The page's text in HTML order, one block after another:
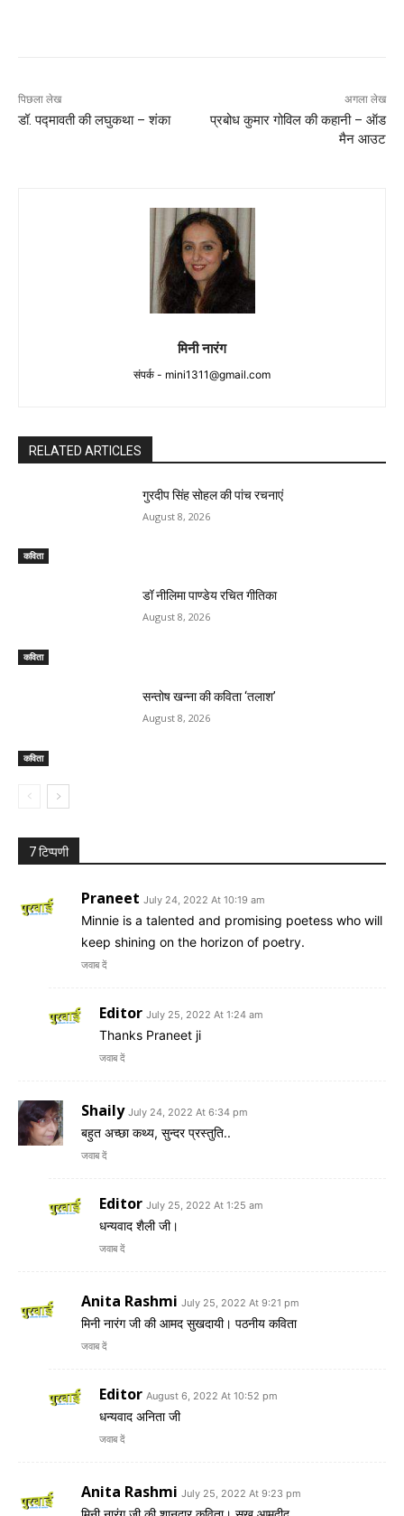
पिछला लेख
डॉ. पद्मावती की लघुकथा – शंका
अगला लेख
प्रबोध कुमार गोविल की कहानी – ऑड
मैन आउट
मिनी नारंग
संपर्क - mini1311@gmail.com
RELATED ARTICLES
कविता
गुरदीप सिंह सोहल की पांच रचनाएं
August 8, 2026
कविता
डॉ नीलिमा पाण्डेय रचित गीतिका
August 8, 2026
कविता
सन्तोष खन्ना की कविता ‘तलाश’
August 8, 2026
7 टिप्पणी
Praneet July 24, 2022 At 10:19 am
Minnie is a talented and promising poetess who will
keep shining on the horizon of poetry.
जवाब दें
Editor July 25, 2022 At 1:24 am
Thanks Praneet ji
जवाब दें
Shaily July 24, 2022 At 6:34 pm
बहुत अच्छा कथ्य, सुन्दर प्रस्तुति..
जवाब दें
Editor July 25, 2022 At 1:25 am
धन्यवाद शैली जी।
जवाब दें
Anita Rashmi July 25, 2022 At 9:21 pm
मिनी नारंग जी की आमद सुखदायी। पठनीय कविता
जवाब दें
Editor August 6, 2022 At 10:52 pm
धन्यवाद अनिता जी
जवाब दें
Anita Rashmi July 25, 2022 At 9:23 pm